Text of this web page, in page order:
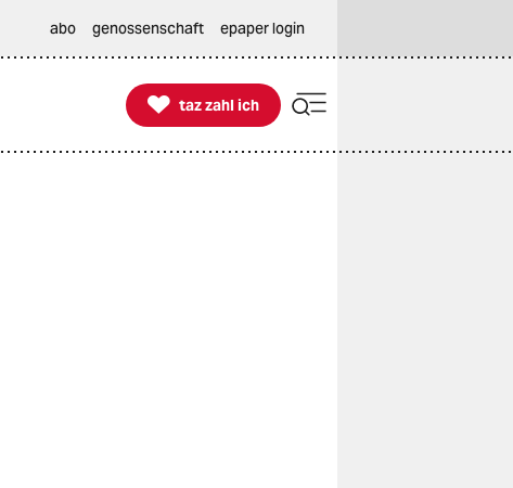
abo genossenschaft epaper login

taz zahl ich
taz zahl ich